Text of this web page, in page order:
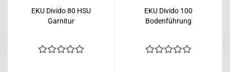
EKU Divido 80 HSU
Garnitur
EKU Divido 100
Bodenführung